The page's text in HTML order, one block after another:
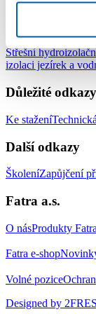
Střešní
izolaci jezírek a
Důležité odkazy
Ke stažení
Další odkazy
ŠkoleníZapůjčení
Fatra a.s.
O násProdukty Fatra
Fatra e-shop
Volné pozice
Designed by